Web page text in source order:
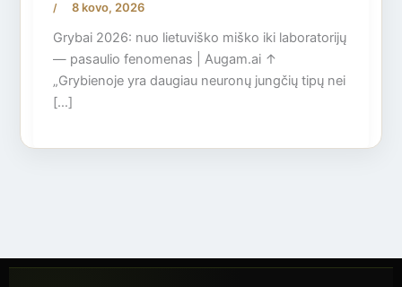
/ 8 kovo, 2026
Grybai 2026: nuo lietuviško miško iki laboratorijų
— pasaulio fenomenas | Augam.ai ↑
„Grybienoje yra daugiau neuronų jungčių tipų nei
[…]